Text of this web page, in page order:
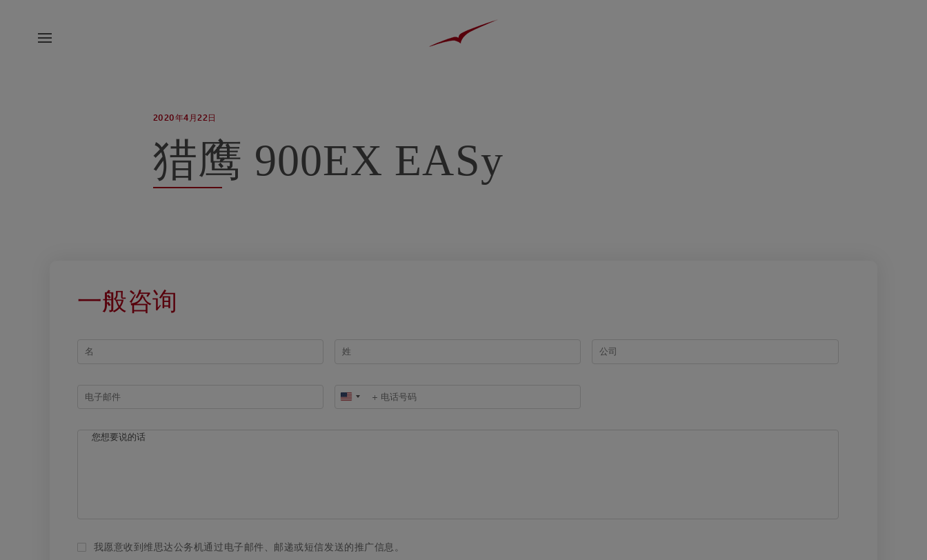
2020年4月22日
猎鹰 900EX EASy
一般咨询
United
我愿意收到维思达公务机通过电子邮件、邮递或短信发送的推广信息。